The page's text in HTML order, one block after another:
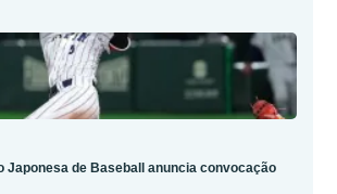
Japonesa de Baseball anuncia convocação